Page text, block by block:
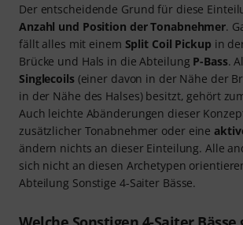
Der entscheidende Grund für diese
Anzahl und Position der Tonabnehmer.
fällt alles mit einem Split Coil Pickup in
Brücke und Hals in die Abteilung P-Bass.
Singlecoils(einer davon in der Nähe der
in der Nähe des Halses) besitzt, gehört
Auch leichte Abänderungen dieser
zusätzlicher Tonabnehmer oder eine
ändern nichts an dieser Einteilung. Alle
sich nicht an diesen Archetypen
Abteilung Sonstige 4-Saiter Bässe.